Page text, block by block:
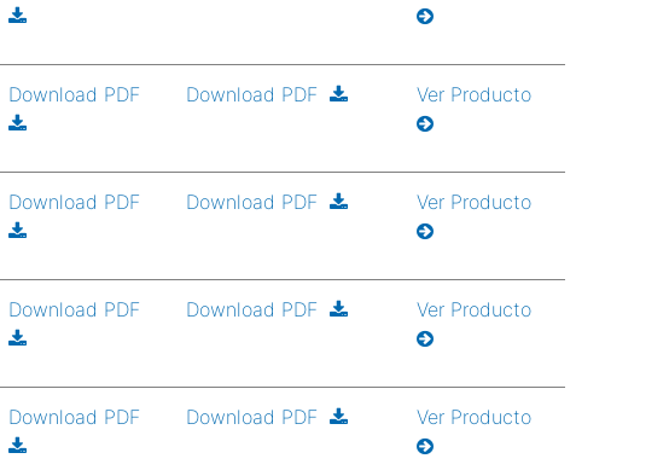
Download PDF Download PDF Ver Producto
Download PDF Download PDF Ver Producto
Download PDF Download PDF Ver Producto
Download PDF Download PDF Ver Producto